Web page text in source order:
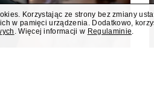
Korzystając ze strony bez zmiany
w pamięci urządzenia. Dodatkowo,
. Więcej informacji w Regulaminie.